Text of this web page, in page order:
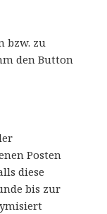
bzw. zu
den Button
Posten
diese
bis zur